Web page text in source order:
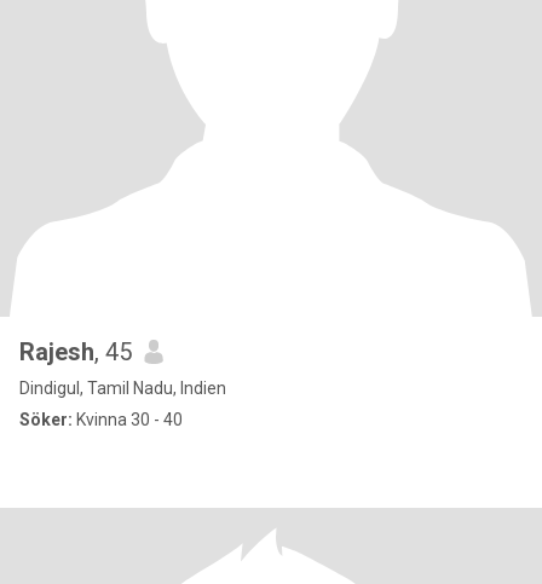
Rajesh, 45
Dindigul, Tamil Nadu, Indien
Söker: Kvinna 30 - 40